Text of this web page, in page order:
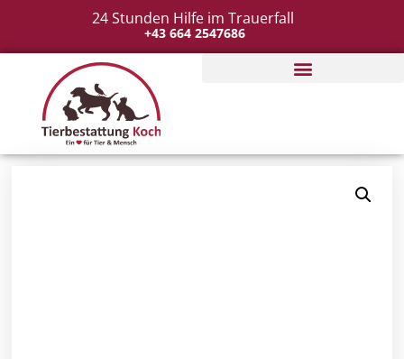
24 Stunden Hilfe im Trauerfall
+43 664 2547686